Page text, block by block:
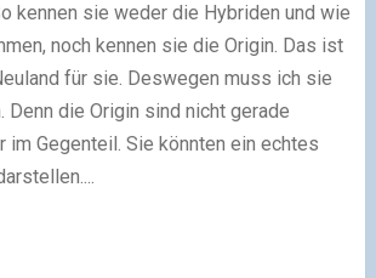
kennen sie weder die Hybriden und wie
noch kennen sie die Origin. Das ist
für sie. Deswegen muss ich sie
Denn die Origin sind nicht gerade
im Gegenteil. Sie könnten ein echtes